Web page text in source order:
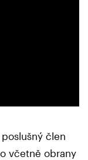
člen
včetně obrany